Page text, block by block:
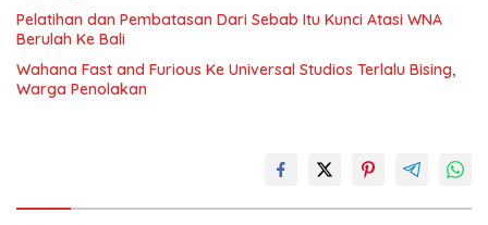
Pelatihan dan Pembatasan Dari Sebab Itu Kunci Atasi WNA
Berulah Ke Bali
Wahana Fast and Furious Ke Universal Studios Terlalu Bising,
Warga Penolakan